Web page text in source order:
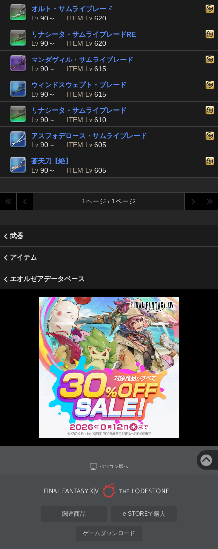
オルト・サムライブレード
Lv 90～ ITEM Lv 620
リナシータ・サムライブレードRE
Lv 90～ ITEM Lv 620
マンダヴィル・サムライブレード
Lv 90～ ITEM Lv 615
ウィンドスウェプト・ブレード
Lv 90～ ITEM Lv 615
リナシータ・サムライブレード
Lv 90～ ITEM Lv 610
アスフォデロース・サムライブレード
Lv 90～ ITEM Lv 605
蒼天刀【絶】
Lv 90～ ITEM Lv 605
1ページ / 1ページ
武器
アイテム
エオルゼアデータベース
パソコン版へ
関連商品 e-STOREで購入
ゲームダウンロード